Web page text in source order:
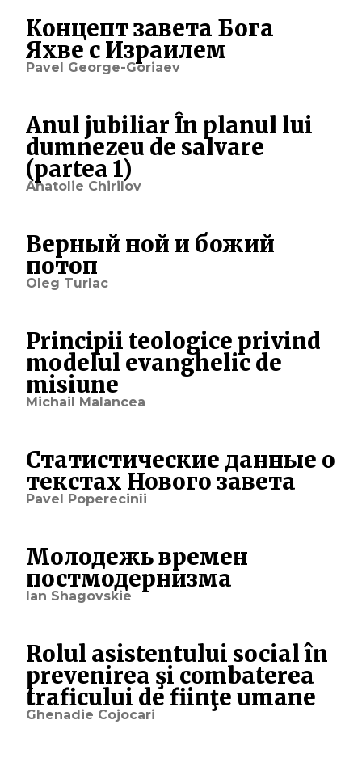
Концепт завета Бога
Яхве с Израилем
Pavel George-Goriaev
Anul jubiliar În planul lui
dumnezeu de salvare
(partea 1)
Anatolie Chirilov
Верный ной и божий
потоп
Oleg Turlac
Principii teologice privind
modelul evanghelic de
misiune
Michail Malancea
Статистические данные о
текстах Нового завета
Pavel Poperecinîi
Молодежь времен
постмодернизма
Ian Shagovskie
Rolul asistentului social în
prevenirea şi combaterea
traficului de fiinţe umane
Ghenadie Cojocari